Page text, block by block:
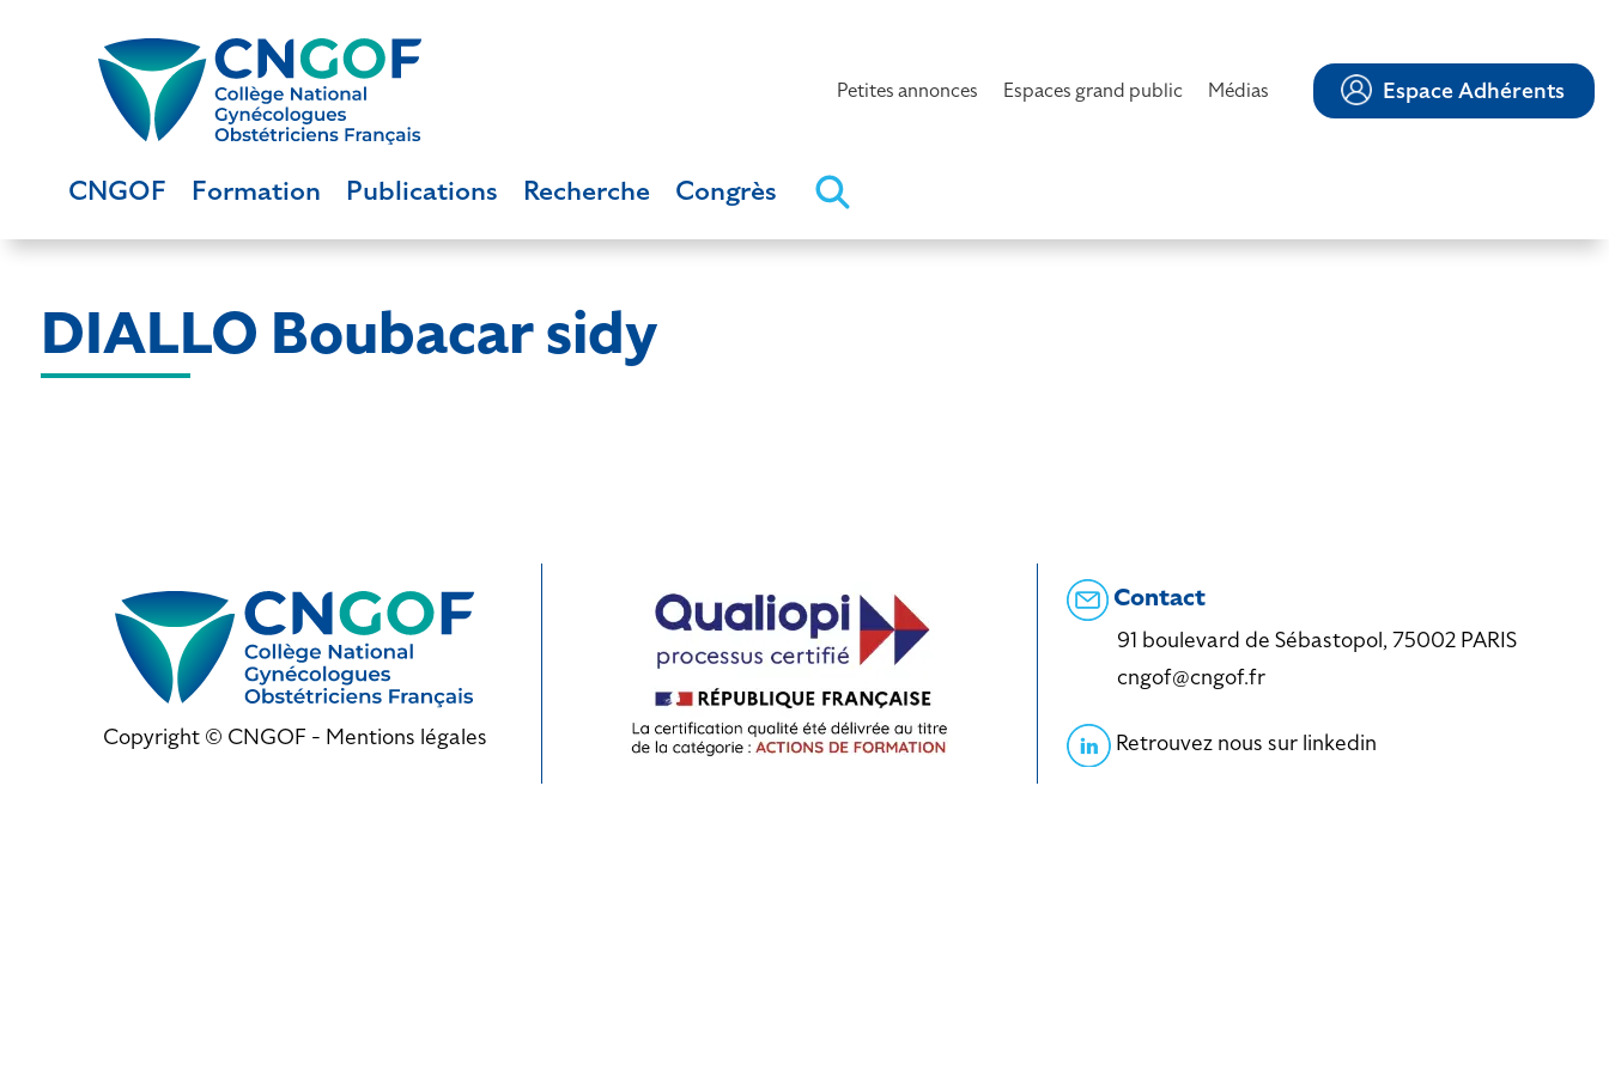
Petites annonces Espaces grand public Médias Espace Adhérents
CNGOF Formation Publications Recherche Congrès
DIALLO Boubacar sidy
Copyright © CNGOF - Mentions légales
Contact
91 boulevard de Sébastopol, 75002 PARIS
cngof@cngof.fr
Retrouvez nous sur linkedin